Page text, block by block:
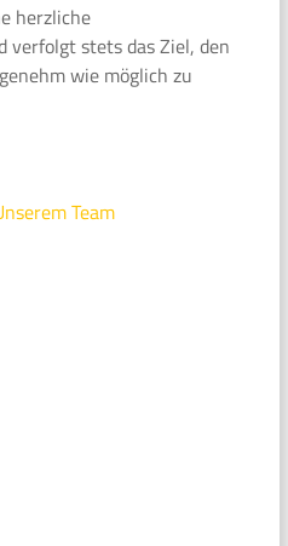
herzliche
verfolgt stets das Ziel, den
wie möglich zu
Team